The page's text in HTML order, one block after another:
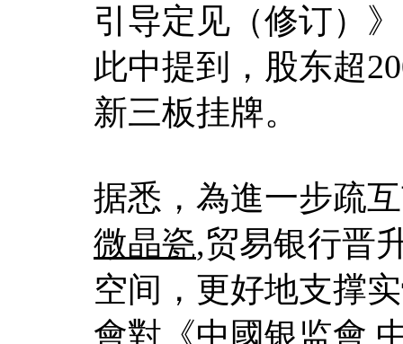
引导定见（修订）
此中提到，股东超
新三板挂牌。
据悉，為進一步疏
微晶瓷,贸易银行晋
空间，更好地支撑
會對《中國银监會